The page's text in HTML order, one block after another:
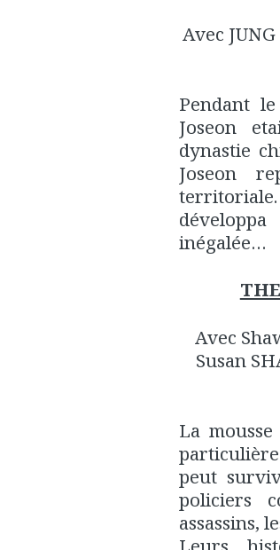
Avec
Pendant
Joseon
dynastie
Joseon
inégalée…
Avec
Susan
La
peut
policiers
assassins,